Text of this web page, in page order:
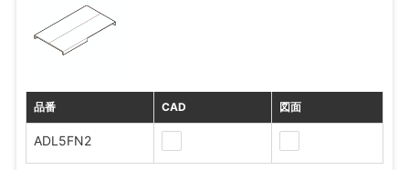
品番 CAD 図面
ADL5FN2